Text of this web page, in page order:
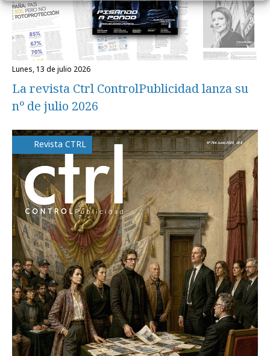
lunes, 13 de julio 2026
La revista Ctrl ControlPublicidad lanza su
nº de julio 2026
Revista CTRL